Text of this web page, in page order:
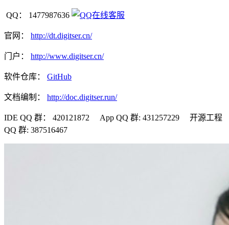
QQ： 1477987636
官网： http://dt.digitser.cn/
门户： http://www.digitser.cn/
软件仓库： GitHub
文档编制： http://doc.digitser.run/
IDE QQ 群： 420121872 App QQ 群: 431257229 开源工程
QQ 群: 387516467